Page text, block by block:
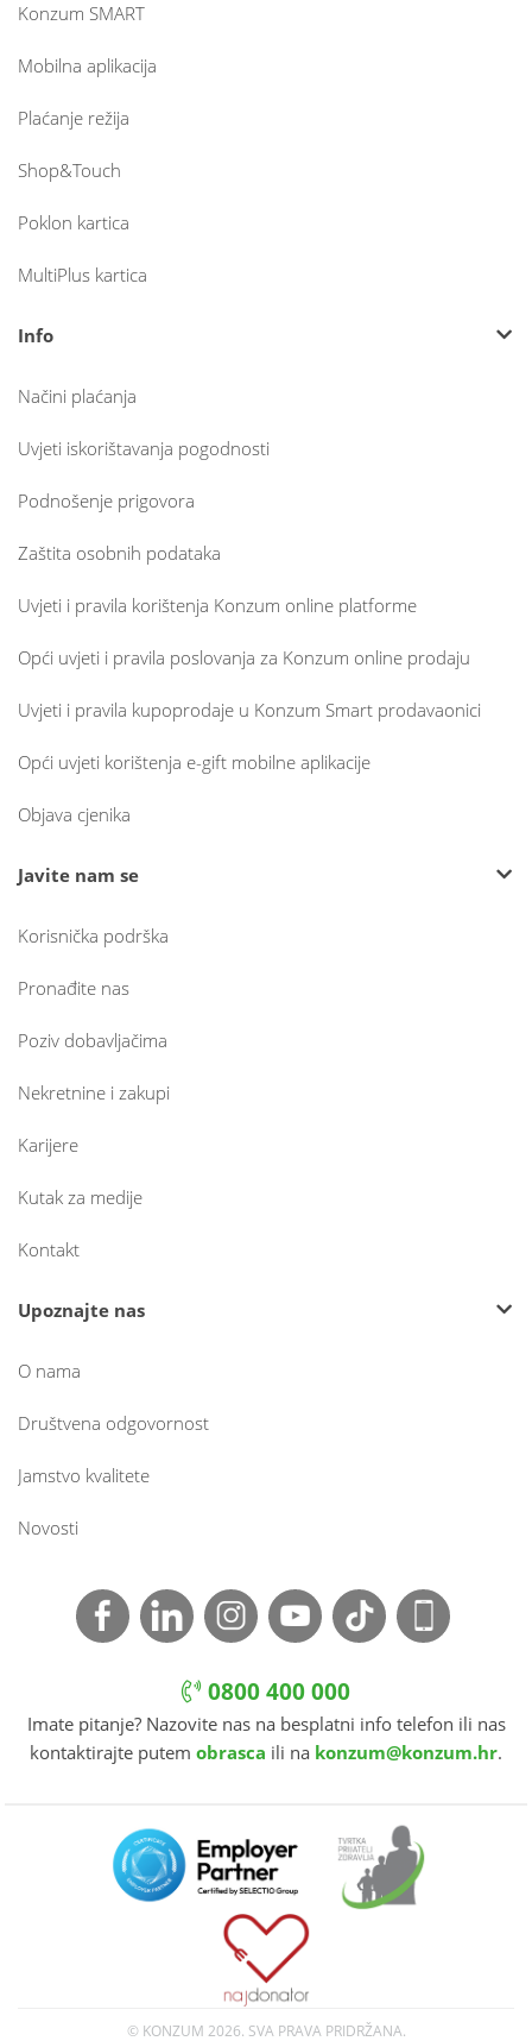
Konzum SMART
Mobilna aplikacija
Plaćanje režija
Shop&Touch
Poklon kartica
MultiPlus kartica
Info
Načini plaćanja
Uvjeti iskorištavanja pogodnosti
Podnošenje prigovora
Zaštita osobnih podataka
Uvjeti i pravila korištenja Konzum online platforme
Opći uvjeti i pravila poslovanja za Konzum online prodaju
Uvjeti i pravila kupoprodaje u Konzum Smart prodavaonici
Opći uvjeti korištenja e-gift mobilne aplikacije
Objava cjenika
Javite nam se
Korisnička podrška
Pronađite nas
Poziv dobavljačima
Nekretnine i zakupi
Karijere
Kutak za medije
Kontakt
Upoznajte nas
O nama
Društvena odgovornost
Jamstvo kvalitete
Novosti
0800 400 000
Imate pitanje? Nazovite nas na besplatni info telefon ili nas
kontaktirajte putem obrasca ili na konzum@konzum.hr.
© KONZUM 2026. SVA PRAVA PRIDRŽANA.